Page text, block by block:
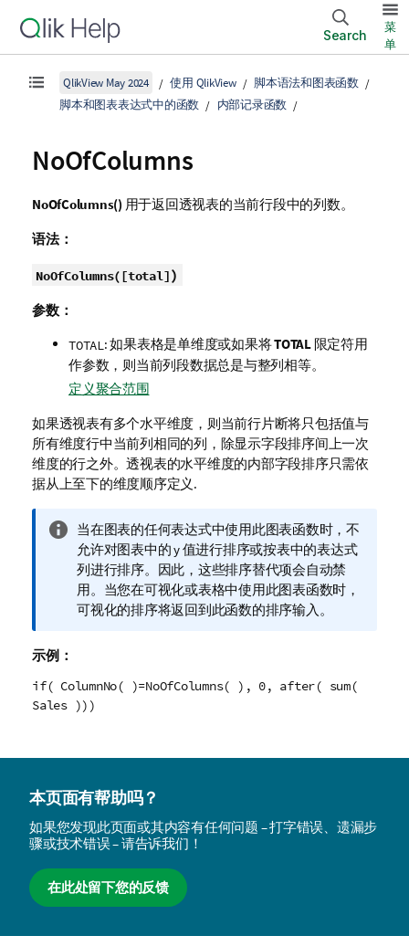
Search
菜
单
QlikView May 2024 使用 QlikView
脚本语法和图表函数
脚本和图表表达式中的函数
内部记录函数
NoOfColumns
NoOfColumns() 用于返回透视表的当前行段中的列数。
语法：
NoOfColumns([total])
参数：
TOTAL: 如果表格是单维度或如果将TOTAL限定符用
作参数，则当前列段数据总是与整列相等。
定义聚合范围
如果透视表有多个水平维度，则当前行片断将只包括值与
所有维度行中当前列相同的列，除显示字段排序间上一次
维度的行之外。透视表的水平维度的内部字段排序只需依
据从上至下的维度顺序定义.
信
息
注
释
当在图表的任何表达式中使用此图表函数时，不
允许对图表中的 y 值进行排序或按表中的表达式
列进行排序。因此，这些排序替代项会自动禁
用。当您在可视化或表格中使用此图表函数时，
可视化的排序将返回到此函数的排序输入。
示例：
if( ColumnNo( )=NoOfColumns( ), 0, after( sum(
Sales )))
本页面有帮助吗？
如果您发现此页面或其内容有任何问题 – 打字错误、遗漏步
骤或技术错误 – 请告诉我们！
在此处留下您的反馈